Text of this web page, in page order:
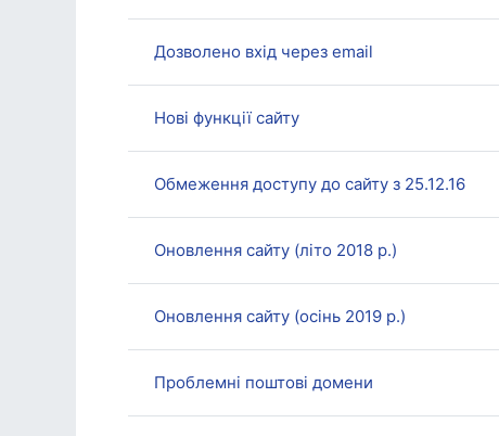
Дозволено вхід через email
Нові функції сайту
Обмеження доступу до сайту з 25.12.16
Оновлення сайту (літо 2018 р.)
Оновлення сайту (осінь 2019 р.)
Проблемні поштові домени